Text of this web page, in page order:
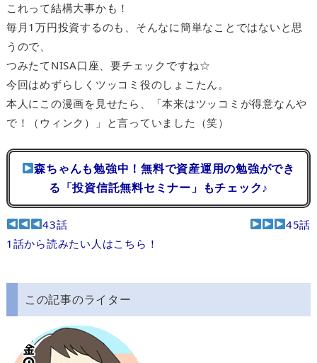
これって結構大事かも！
毎月1万円投資するのも、そんなに簡単なことではないと思
うので、
つみたてNISA口座、要チェックですね☆
今回はめずらしくツッコミ役のしょこたん。
本人にこの漫画を見せたら、「本来はツッコミが得意なんや
で！（ウィンク）」と言っていました（笑）
森ちゃんも勉強中！無料で資産運用の勉強ができ
る「投資信託無料セミナー」もチェック♪
43話
45話
1話から読みたい人はこちら！
この記事のライター